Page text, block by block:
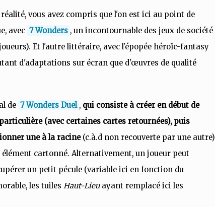
vous avez compris que l'on est ici au point de
avec 7 Wonders , un incontournable des jeux de société
Et l'autre littéraire, avec l'épopée héroïc-fantasy
d'adaptations sur écran que d'œuvres de qualité
de 7 Wonders Duel , qui consiste à créer en début de
(avec certaines cartes retournées), puis
une à la racine(c.à.d non recouverte par une autre)
élément cartonné. Alternativement, un joueur peut
un petit pécule (variable ici en fonction du
les tuiles Haut-Lieuayant remplacé ici les